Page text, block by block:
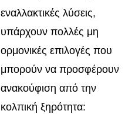
εναλλακτικές λύσεις,
υπάρχουν πολλές μη
ορμονικές επιλογές που
μπορούν να προσφέρουν
ανακούφιση από την
κολπική ξηρότητα: